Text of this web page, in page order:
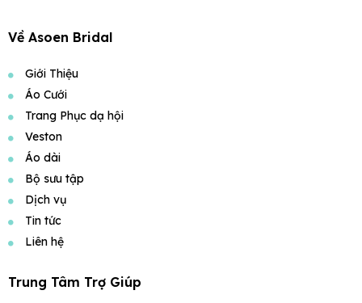
Về Asoen Bridal
Giới Thiệu
Áo Cưới
Trang Phục dạ hội
Veston
Áo dài
Bộ sưu tập
Dịch vụ
Tin tức
Liên hệ
Trung Tâm Trợ Giúp